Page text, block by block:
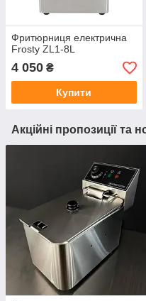
Фритюрниця електрична
Frosty ZL1-8L
4 050 ₴
Купити
Акційні пропозиції та